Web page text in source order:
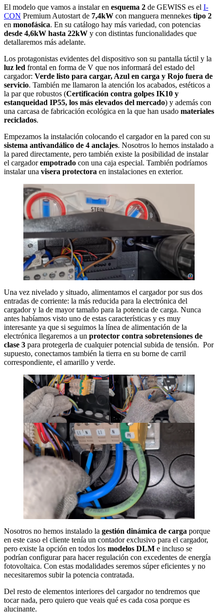
El modelo que vamos a instalar en esquema 2 de GEWISS es el I-
CON Premium Autostart de 7,4kW con manguera mennekes tipo 2
en monofásica. En su catálogo hay más variedad, con potencias
desde 4,6kW hasta 22kW y con distintas funcionalidades que
detallaremos más adelante.
Los protagonistas evidentes del dispositivo son su pantalla táctil y la
luz led frontal en forma de V que nos informará del estado del
cargador: Verde listo para cargar, Azul en carga y Rojo fuera de
servicio. También me llamaron la atención los acabados, estéticos a
la par que robustos (Certificación contra golpes IK10 y
estanqueidad IP55, los más elevados del mercado) y además con
una carcasa de fabricación ecológica en la que han usado materiales
reciclados.
Empezamos la instalación colocando el cargador en la pared con su
sistema antivandálico de 4 anclajes. Nosotros lo hemos instalado a
la pared directamente, pero también existe la posibilidad de instalar
el cargadorempotrado con una caja especial. También podríamos
instalar una visera protectora en instalaciones en exterior.
Una vez nivelado y situado, alimentamos el cargador por sus dos
entradas de corriente: la más reducida para la electrónica del
cargador y la de mayor tamaño para la potencia de carga. Nunca
antes habíamos visto uno de estas características y es muy
interesante ya que si seguimos la línea de alimentación de la
electrónica llegaremos a un protector contra sobretensiones de
clase 3 para protegerla de cualquier potencial subida de tensión. Por
supuesto, conectamos también la tierra en su borne de carril
correspondiente, el amarillo y verde.
Nosotros no hemos instalado la gestión dinámica de carga porque
en este caso el cliente tenía un contador exclusivo para el cargador,
pero existe la opción en todos los modelos DLM e incluso se
podrían configurar para hacer regulación con excedentes de energía
fotovoltaica. Con estas modalidades seremos súper eficientes y no
necesitaremos subir la potencia contratada.
Del resto de elementos interiores del cargador no tendremos que
tocar nada, pero quiero que veais qué es cada cosa porque es
alucinante.